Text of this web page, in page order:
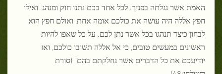
האמת אשר נגלתה בפניך. לכל אחד בכם נתנו חוק ומנהג. ואילו
חפץ אללה היה עושה את כולכם אומה אחת, ואולם חפץ הוא
לבחון כיצד תנהגו בכל אשר נתן לכם. על כל שאפו להיות
ראשונים במעשים טובים, כי אל אללה תשובו כולכם, ואז
יודיעכם את כל הדברים אשר נחלקתם בהם" (סורת